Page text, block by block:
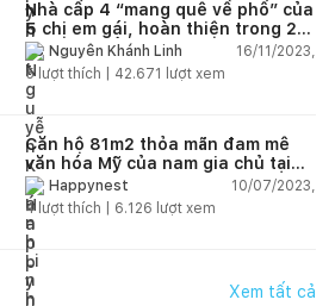
Nhà cấp 4 “mang quê về phố” của
5 chị em gái, hoàn thiện trong 20
ngày với tổng chi phí 102 triệu
đồng
Nguyễn Khánh Linh
16/11/2023,
5lượt thích | 42.671 lượt xem
Căn hộ 81m2 thỏa mãn đam mê
văn hóa Mỹ của nam gia chủ tại
Hà Nội có chi phí hoàn thiện 800
triệu đồng
Happynest
10/07/2023,
4lượt thích | 6.126 lượt xem
Xem tất cả